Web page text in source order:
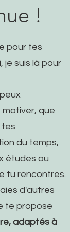
!
pour tes
je suis là pour
que
tes
du temps,
études ou
tu rencontres.
d'autres
te propose
adaptés à